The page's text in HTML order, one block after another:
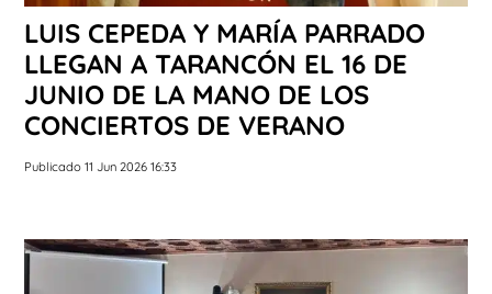
LUIS CEPEDA Y MARÍA PARRADO
LLEGAN A TARANCÓN EL 16 DE
JUNIO DE LA MANO DE LOS
CONCIERTOS DE VERANO
Publicado 11 Jun 2026 16:33